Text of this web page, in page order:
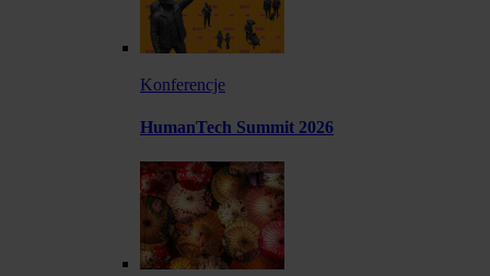
Konferencje
HumanTech Summit 2026